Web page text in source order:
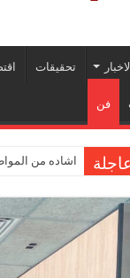
الاخبار تحقيقات
فن
اشاده من